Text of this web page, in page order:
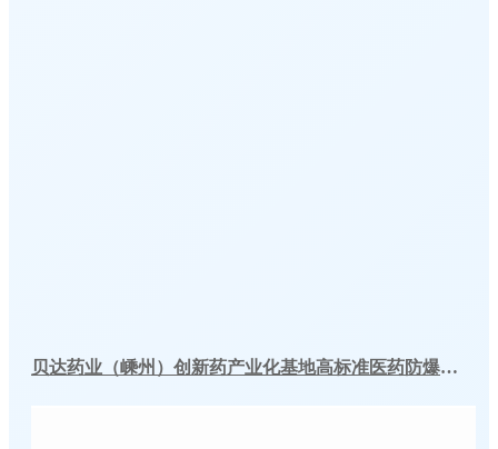
贝达药业（嵊州）创新药产业化基地高标准医药防爆冷库建造工程案例